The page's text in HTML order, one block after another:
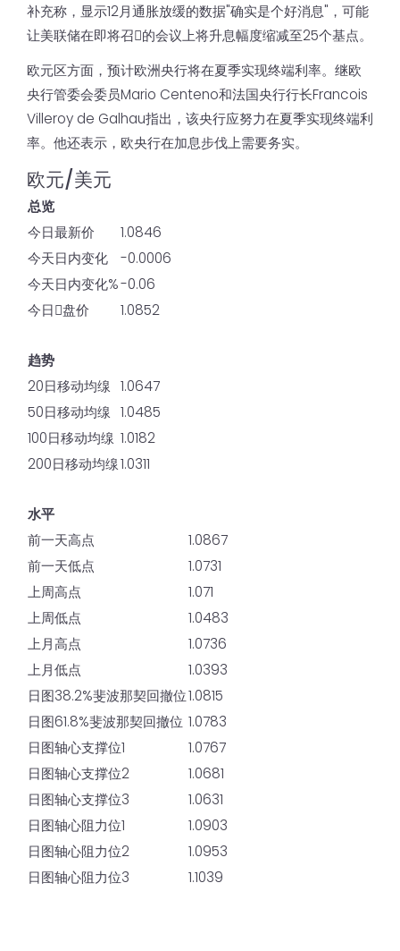
补充称，显示12月通胀放缓的数据"确实是个好消息"，可能
让美联储在即将召𫔭的会议上将升息幅度缩减至25个基点。
欧元区方面，预计欧洲央行将在夏季实现终端利率。继欧
央行管委会委员Mario Centeno和法国央行行长Francois
Villeroy de Galhau指出，该央行应努力在夏季实现终端利
率。他还表示，欧央行在加息步伐上需要务实。
欧元/美元
总览
今日最新价
1.0846
今天日内变化
-0.0006
今天日内变化%-0.06
今日𫔭盘价
1.0852
趋势
20日移动均缐 1.0647
50日移动均缐 1.0485
100日移动均缐 1.0182
200日移动均缐1.0311
水平
前一天高点
1.0867
前一天低点
1.0731
上周高点
1.071
上周低点
1.0483
上月高点
1.0736
上月低点
1.0393
日图38.2%斐波那契回撤位1.0815
日图61.8%斐波那契回撤位 1.0783
日图轴心支撑位1
1.0767
日图轴心支撑位2
1.0681
日图轴心支撑位3
1.0631
日图轴心阻力位1
1.0903
日图轴心阻力位2
1.0953
日图轴心阻力位3
1.1039